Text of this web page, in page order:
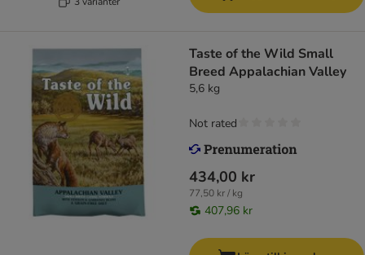
Taste of the Wild Small
Breed Appalachian Valley
5,6 kg
434,00 kr
77,50 kr / kg
407,96 kr
Not rated